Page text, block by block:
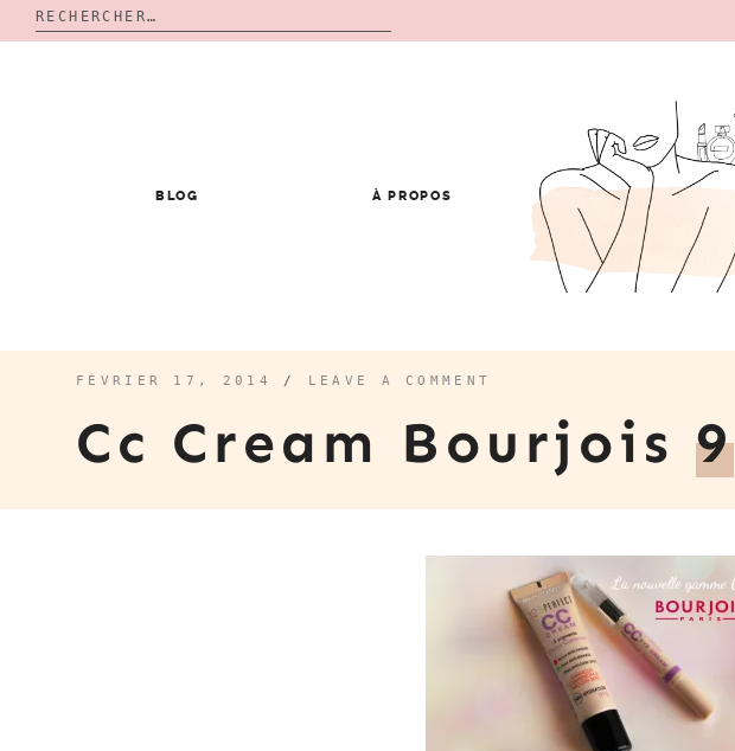
Rechercher :
BLOG À PROPOS
FÉVRIER 17, 2014 / LEAVE A COMMENT
Cc Cream Bourjois9